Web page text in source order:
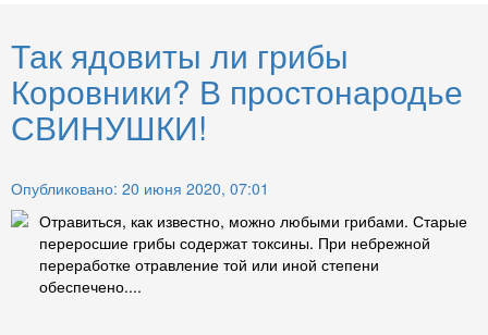
Так ядовиты ли грибы
Коровники? В простонародье
СВИНУШКИ!
Опубликовано: 20 июня 2020, 07:01
Отравиться, как известно, можно любыми грибами. Старые
переросшие грибы содержат токсины. При небрежной
переработке отравление той или иной степени
обеспечено....